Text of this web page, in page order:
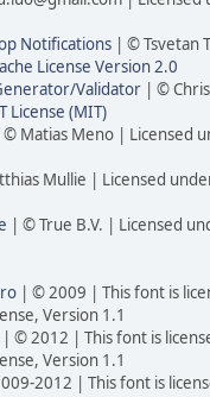
Notifications | © Tsvetan
License Version 2.0
Validator | ©
License (MIT)
© Matias Meno | Licensed
Mullie | Licensed
| © True B.V. | Licensed
| © 2009 | This font is
Version 1.1
| © 2012 | This font is
Version 1.1
2012 | This font is